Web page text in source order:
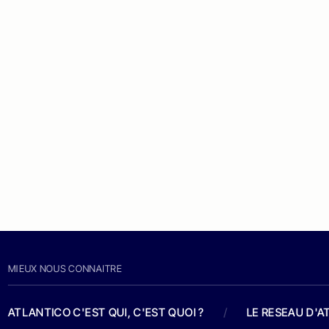
MIEUX NOUS CONNAITRE
ATLANTICO C'EST QUI, C'EST QUOI ? / LE RESEAU